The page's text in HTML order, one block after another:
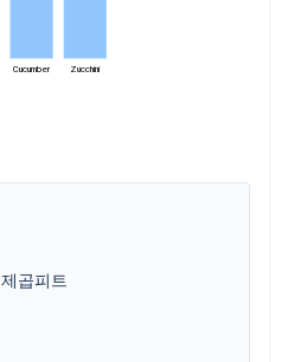
Cucumber Zucchini
제곱피트